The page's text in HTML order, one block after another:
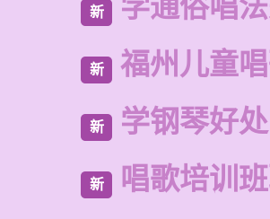
新 学通俗唱
新 福州儿童
新 学钢琴好
新 唱歌培训